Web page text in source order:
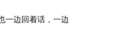
一边回着话，一边